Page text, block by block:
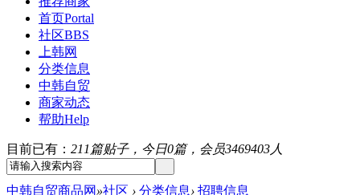
首页Portal
社区BBS
上韩网
分类信息
中韩自贸
商家动态
帮助Help
目前已有： 211篇贴子，今日0篇，会员3469403人
中韩自贸商品网 »社区 › 分类信息› 招聘信息